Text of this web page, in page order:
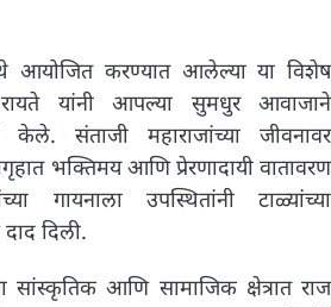
करण्यात आलेल्या या विशेष
रायते यांनी आपल्या सुमधुर आवाजाने
केले. संताजी महाराजांच्या जीवनावर
भक्तिमय आणि प्रेरणादायी वातावरण
गायनाला उपस्थितांनी टाळ्यांच्या
दिली.
आणि सामाजिक क्षेत्रात राज